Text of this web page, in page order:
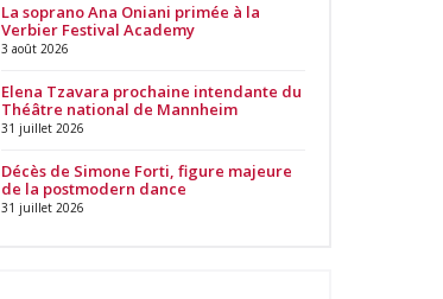
La soprano Ana Oniani primée à la
Verbier Festival Academy
3 août 2026
Elena Tzavara prochaine intendante du
Théâtre national de Mannheim
31 juillet 2026
Décès de Simone Forti, figure majeure
de la postmodern dance
31 juillet 2026